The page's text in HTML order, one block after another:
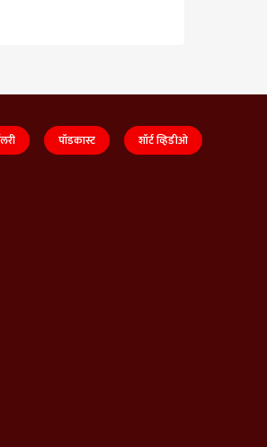
पॉडकास्ट शॉर्ट व्हिडीओ